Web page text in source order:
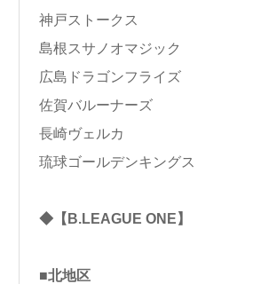
神戸ストークス
島根スサノオマジック
広島ドラゴンフライズ
佐賀バルーナーズ
長崎ヴェルカ
琉球ゴールデンキングス
◆【B.LEAGUE ONE】
■北地区